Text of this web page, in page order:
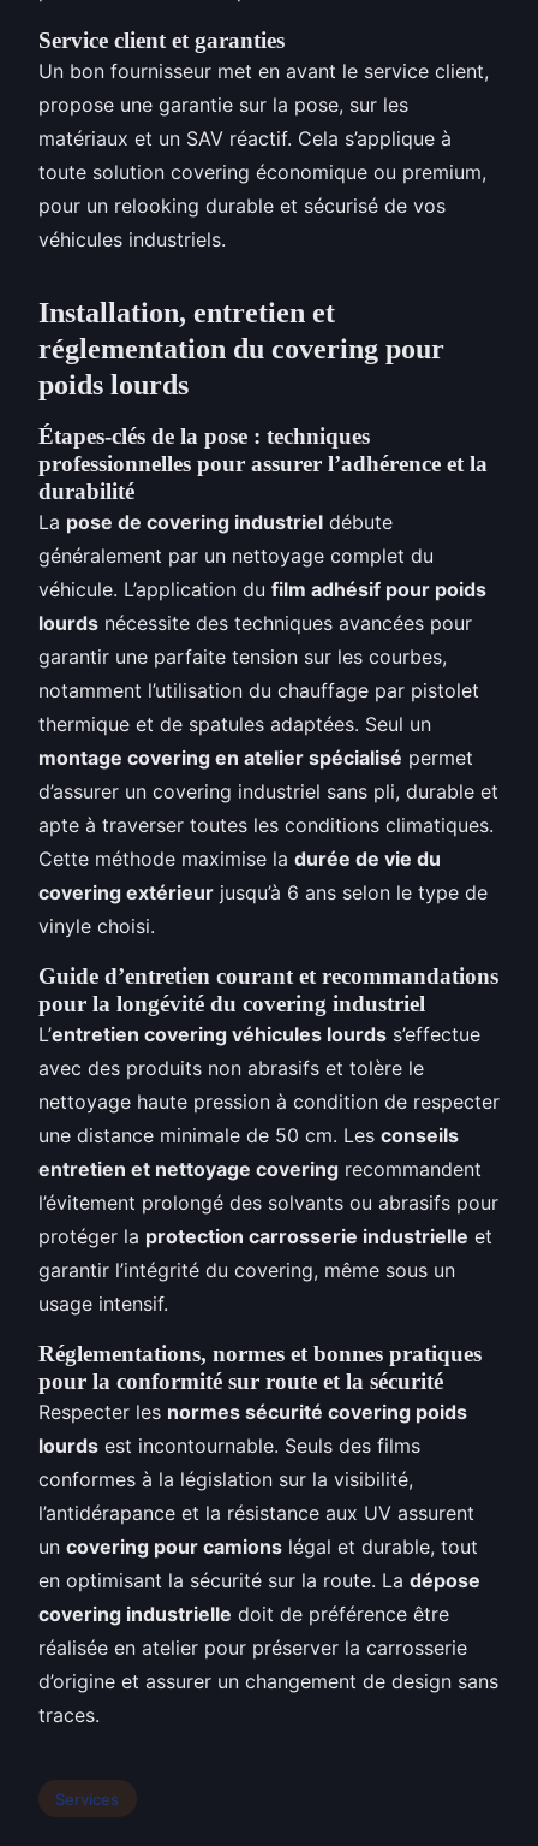
Service client et garanties
Un bon fournisseur met en avant le service client,
propose une garantie sur la pose, sur les
matériaux et un SAV réactif. Cela s’applique à
toute solution covering économique ou premium,
pour un relooking durable et sécurisé de vos
véhicules industriels.
Installation, entretien et
réglementation du covering pour
poids lourds
Étapes-clés de la pose : techniques
professionnelles pour assurer l’adhérence et la
durabilité
La pose de covering industriel débute
généralement par un nettoyage complet du
véhicule. L’application du film adhésif pour poids
lourds nécessite des techniques avancées pour
garantir une parfaite tension sur les courbes,
notamment l’utilisation du chauffage par pistolet
thermique et de spatules adaptées. Seul un
montage covering en atelier spécialisé permet
d’assurer un covering industriel sans pli, durable et
apte à traverser toutes les conditions climatiques.
Cette méthode maximise la durée de vie du
covering extérieur jusqu’à 6 ans selon le type de
vinyle choisi.
Guide d’entretien courant et recommandations
pour la longévité du covering industriel
L’entretien covering véhicules lourds s’effectue
avec des produits non abrasifs et tolère le
nettoyage haute pression à condition de respecter
une distance minimale de 50 cm. Les conseils
entretien et nettoyage covering recommandent
l’évitement prolongé des solvants ou abrasifs pour
protéger la protection carrosserie industrielle et
garantir l’intégrité du covering, même sous un
usage intensif.
Réglementations, normes et bonnes pratiques
pour la conformité sur route et la sécurité
Respecter les normes sécurité covering poids
lourds est incontournable. Seuls des films
conformes à la législation sur la visibilité,
l’antidérapance et la résistance aux UV assurent
un covering pour camions légal et durable, tout
en optimisant la sécurité sur la route. La dépose
covering industrielle doit de préférence être
réalisée en atelier pour préserver la carrosserie
d’origine et assurer un changement de design sans
traces.
Services